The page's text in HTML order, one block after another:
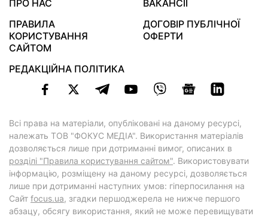
ПРО НАС
ВАКАНСІЇ
ПРАВИЛА
КОРИСТУВАННЯ
САЙТОМ
ДОГОВІР ПУБЛІЧНОЇ
ОФЕРТИ
РЕДАКЦІЙНА ПОЛІТИКА
Всі права на матеріали, опубліковані на даному ресурсі,
належать ТОВ "ФОКУС МЕДІА". Використання матеріалів
дозволяється лише при дотриманні вимог, описаних в
розділі "Правила користування сайтом". Використовувати
інформацію, розміщену на даному ресурсі, дозволяється
лише при дотриманні наступних умов: гіперпосилання на
Cайт focus.ua, згадки першоджерела не нижче першого
абзацу, обсягу використання, який не може перевищувати